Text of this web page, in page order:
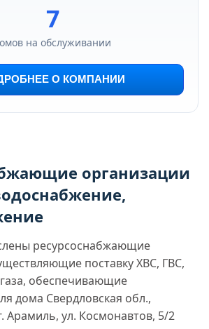
7
на обслуживании
О КОМПАНИИ
организации
ресурсоснабжающие
поставку ХВС, ГВС,
обеспечивающие
дома Свердловская обл.,
Арамиль, ул. Космонавтов, 5/2